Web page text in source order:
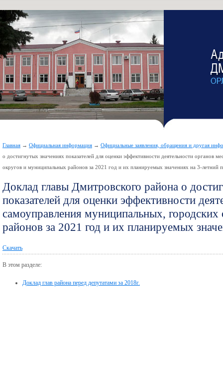
Главная → Официальная информация → Официальные заявления, обращения и другая
о достигнутых значениях показателей для оценки эффективности деятельности органов
округов и муниципальных районов за 2021 год и их планируемых значениях на 3-летний
Доклад главы Дмитровского района о
показателей для оценки эффективности
самоуправления муниципальных,
районов за 2021 год и их планируемых
Скачать
В этом разделе:
Доклад глав района перед депутатами за 2018г.